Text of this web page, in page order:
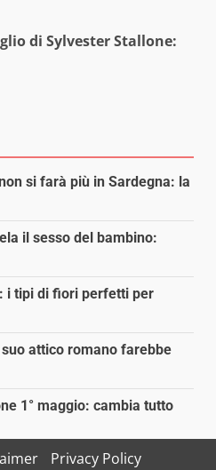
di Sylvester Stallone:
si farà più in Sardegna: la
il sesso del bambino:
i tipi di fiori perfetti per
attico romano farebbe
1° maggio: cambia tutto
Privacy Policy